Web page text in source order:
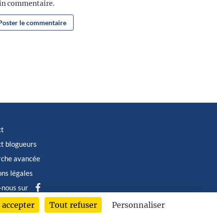
commentaire.
blogueurs
avancée
légales
sur
© Albin Michel Imaginaire - Tous droits réservés
Tout refuser Personnaliser